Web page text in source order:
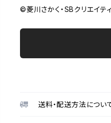
©菱川さかく・SBクリエイ
送料・配送方法につい